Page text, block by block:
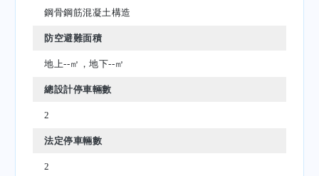
鋼骨鋼筋混凝土構造
防空避難面積
地上--㎡，地下--㎡
總設計停車輛數
2
法定停車輛數
2